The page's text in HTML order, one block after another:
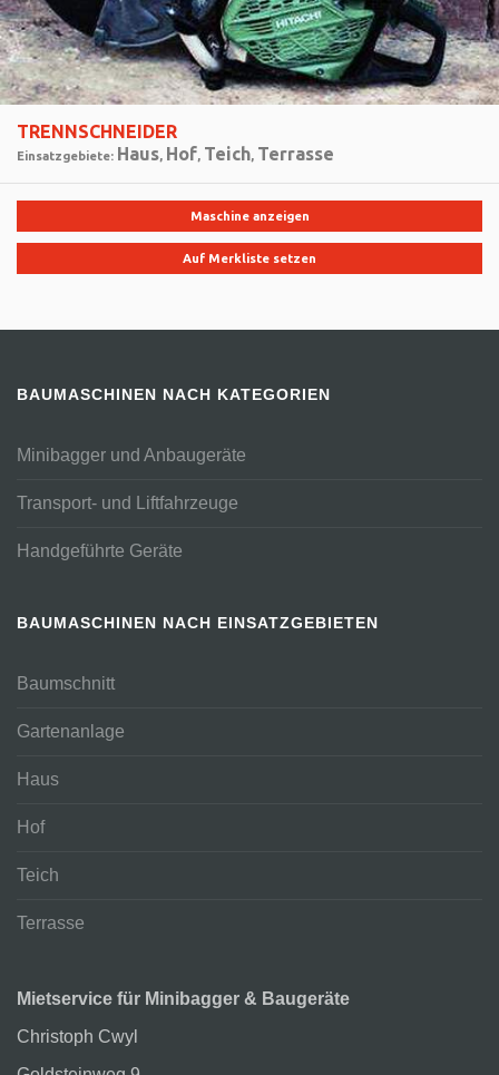
TRENNSCHNEIDER
Einsatzgebiete: Haus, Hof, Teich, Terrasse
Maschine anzeigen
Auf Merkliste setzen
BAUMASCHINEN NACH KATEGORIEN
Minibagger und Anbaugeräte
Transport- und Liftfahrzeuge
Handgeführte Geräte
BAUMASCHINEN NACH EINSATZGEBIETEN
Baumschnitt
Gartenanlage
Haus
Hof
Teich
Terrasse
Mietservice für Minibagger & Baugeräte
Christoph Cwyl